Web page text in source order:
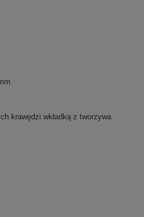
krawędzi wkładką z tworzywa